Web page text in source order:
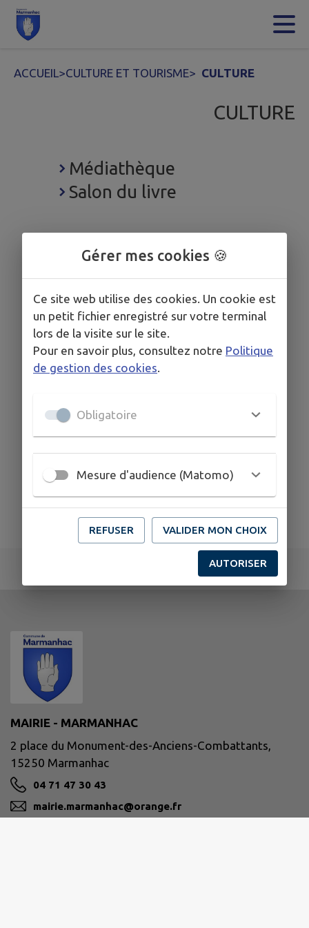
Contenu
ACCUEIL>CULTURE ET TOURISME> CULTURE
CULTURE
Médiathèque
Salon du livre
MAIRIE - MARMANHAC
2 place du Monument-des-Anciens-Combattants,
15250 Marmanhac
04 71 47 30 43
mairie.marmanhac@orange.fr
Gérer mes cookies 🍪
Ce site web utilise des cookies. Un cookie est
un petit fichier enregistré sur votre terminal
lors de la visite sur le site.
Pour en savoir plus, consultez notre Politique
de gestion des cookies
Obligatoire
Mesure d'audience (Matomo)
REFUSER VALIDER MON CHOIX
AUTORISER